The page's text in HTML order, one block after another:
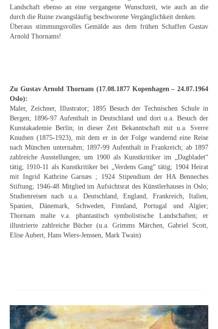
Neues
Tägliche Dosis Kunst
Themenflyer: Buch und Schrift in der Kunst
Themenflyer: Sehnsucht Süden
Themenflyer: Walter Becker
Themenflyer: Richild Holt
Themenflyer: Ernst Geitlinger
Themenflyer: Michel Wagner
Weitere Themenflyer
Buchempfehlungen
Der Maler Richard Sprick (1901-1976)
Landschaft ebenso an eine vergangene Wunschzeit, wie auch an die
durch die Ruine zwangsläufig beschworene Vergänglichkeit denken.
Überaus stimmungsvolles Gemälde aus dem frühen Schaffen Gustav
Arnold Thornams!
Zu Gustav Arnold Thornam (17.08.1877 Kopenhagen – 24.07.1964
Oslo):
Maler, Zeichner, Illustrator; 1895 Besuch der Technischen Schule in
Bergen; 1896-97 Aufenthalt in Deutschland und dort u.a. Besuch der
Kunstakademie Berlin; in dieser Zeit Bekanntschaft mit u.a. Sverre
Knudsen (1875-1923), mit dem er in der Folge wandernd eine Reise
nach München unternahm; 1897-99 Aufenthalt in Frankreich; ab 1897
zahlreiche Ausstellungen; um 1900 als Kunstkritiker im „Dagbladet“
tätig; 1910-11 als Kunstkritiker bei „Verdens Gang“ tätig; 1904 Heirat
mit Ingrid Kathrine Garnæs ; 1924 Stipendium der HA Benneches
Stiftung; 1946-48 Mitglied im Aufsichtsrat des Künstlerhauses in Oslo;
Studienreisen nach u.a. Deutschland, England, Frankreich, Italien,
Spanien, Dänemark, Schweden, Finnland, Portugal und Algier;
Thornam malte v.a. phantastisch symbolistische Landschaften; er
illustrierte zahlreiche Bücher (u.a. Grimms Märchen, Gabriel Scott,
Elise Aubert, Hans Wiers-Jenssen, Mark Twain)